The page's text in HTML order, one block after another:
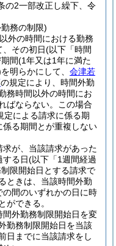
の2一部改正し繰下、令
務の制限)
外の時間における勤務
その初日(以下「時間
間(1年又は1年に満た
を明らかにして、 会津若
の規定により、時間外勤
務時間以外の時間にお
ばならない。
この場合
定による請求に係る期
る期間とが重複しない
が、当該請求があった
する日(以下「1週間経過
限開始日とする請求で
ときは、当該時間外勤
間のいずれかの日に時
ができる。
間外勤務制限開始日を変
勤務制限開始日を当該
日までに当該請求をし